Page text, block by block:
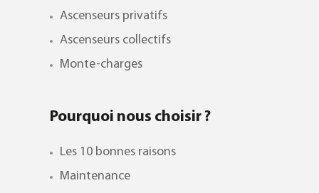
Ascenseurs privatifs
Ascenseurs collectifs
Monte-charges
Pourquoi nous choisir ?
Les 10 bonnes raisons
Maintenance